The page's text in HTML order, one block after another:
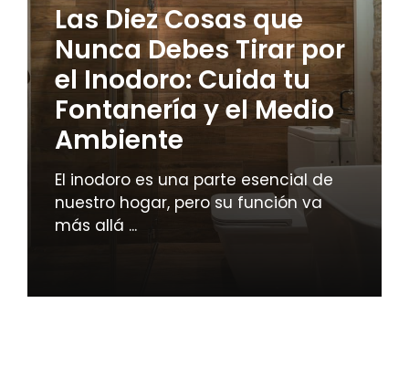
Las Diez Cosas que
Nunca Debes Tirar por
el Inodoro: Cuida tu
Fontanería y el Medio
Ambiente
El inodoro es una parte esencial de
nuestro hogar, pero su función va
más allá ...